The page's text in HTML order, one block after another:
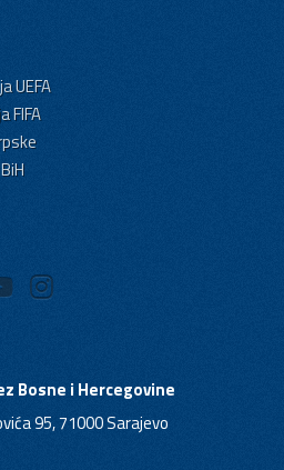
UEFA
FIFA
Bosne i Hercegovine
95, 71000 Sarajevo